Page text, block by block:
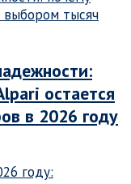
остается
в 2026 году